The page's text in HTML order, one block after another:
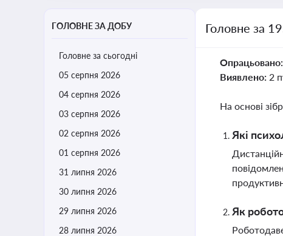
ГОЛОВНЕ ЗА ДОБУ
Головне за сьогодні
05 серпня 2026
04 серпня 2026
03 серпня 2026
02 серпня 2026
01 серпня 2026
31 липня 2026
30 липня 2026
29 липня 2026
28 липня 2026
Головне за
Опрацьовано:
Виявлено: 2
На основі
Які
Як